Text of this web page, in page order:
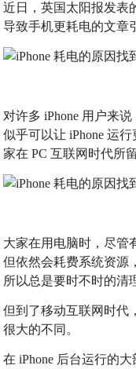
近日，英国太阳报发表
导致手机更耗电的文章
对许多 iPhone 用户来
似乎可以让 iPhone 运
家在 PC 互联网时代所
大家在用电脑时，尽管
但依然会耗费系统资源
所以总是要时不时的清
但到了移动互联网时代
很大的不同。
在 iPhone 后台运行的